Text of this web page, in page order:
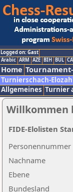
Logged on: Gast
Arabic ARM AZE BIH BUL
Home
Turnierschach-
Allgemeines Turnier
Willkommen
Nachname
Ebene
Personennummer
Bundesland
FIDE-Elolisten